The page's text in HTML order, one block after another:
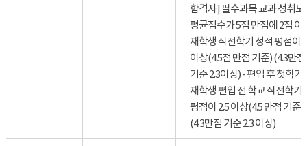
합격자] 필수과목 교과 성취도
평균점수가 5점 만점에 2점 이
재학생 직전학기 성적 평점이
이상(4.5점 만점 기준) (4.3만점
기준 2.3이상) - 편입 후 첫학기
재학생 편입 전 학교 직전학기
평점이 2.5 이상(4.5 만점 기준)
(4.3만점 기준 2.3 이상)